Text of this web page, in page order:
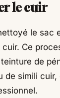
le cuir
le sac
cuir. Ce
de
de simili